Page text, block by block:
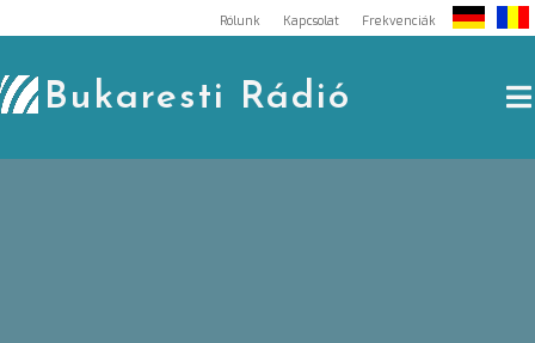
to
content
Rólunk Kapcsolat Frekvenciák
Bukaresti Rádió